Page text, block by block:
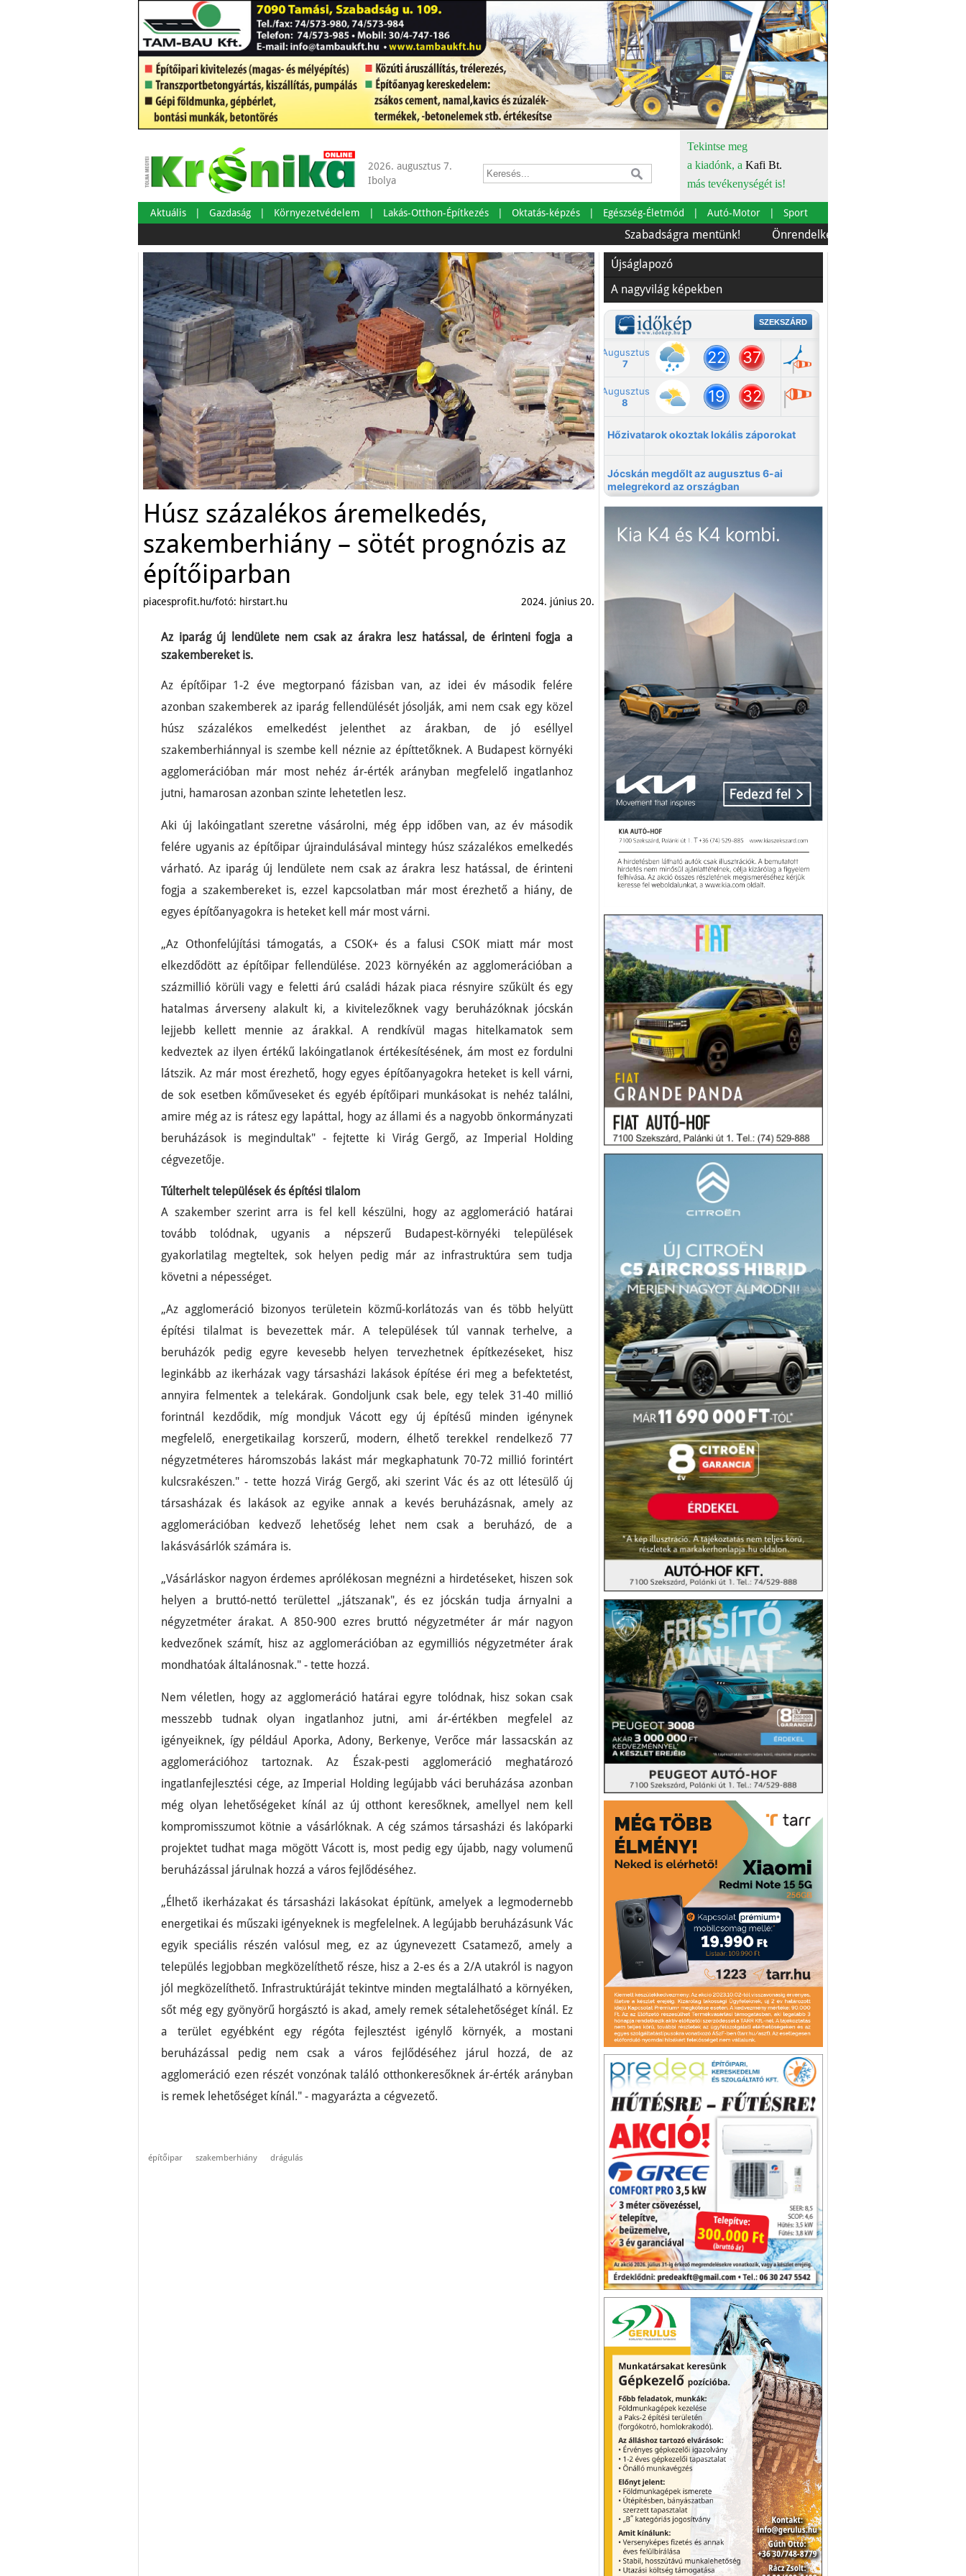
2026. augusztus 7.
Ibolya
Tekintse meg
a kiadónk, a Kafi Bt.
más tevékenységét is!
Aktuális Gazdaság Környezetvédelem Lakás-Otthon-Építkezés Oktatás-képzés Egészség-Életmód Autó-Motor Sport
Szabadságra mentünk! Önrendelkezés és szürkebarát
Húsz százalékos áremelkedés,
szakemberhiány – sötét prognózis az
építőiparban
piacesprofit.hu/fotó: hirstart.hu 2024. június 20.
Az iparág új lendülete nem csak az árakra lesz hatással, de érinteni fogja a
szakembereket is.
Az építőipar 1-2 éve megtorpanó fázisban van, az idei év második felére
azonban szakemberek az iparág fellendülését jósolják, ami nem csak egy közel
húsz százalékos emelkedést jelenthet az árakban, de jó eséllyel
szakemberhiánnyal is szembe kell néznie az építtetőknek. A Budapest környéki
agglomerációban már most nehéz ár-érték arányban megfelelő ingatlanhoz
jutni, hamarosan azonban szinte lehetetlen lesz.
Aki új lakóingatlant szeretne vásárolni, még épp időben van, az év második
felére ugyanis az építőipar újraindulásával mintegy húsz százalékos emelkedés
várható. Az iparág új lendülete nem csak az árakra lesz hatással, de érinteni
fogja a szakembereket is, ezzel kapcsolatban már most érezhető a hiány, de
egyes építőanyagokra is heteket kell már most várni.
„Az Othonfelújítási támogatás, a CSOK+ és a falusi CSOK miatt már most
elkezdődött az építőipar fellendülése. 2023 környékén az agglomerációban a
százmillió körüli vagy e feletti árú családi házak piaca résnyire szűkült és egy
hatalmas árverseny alakult ki, a kivitelezőknek vagy beruházóknak jócskán
lejjebb kellett mennie az árakkal. A rendkívül magas hitelkamatok sem
kedveztek az ilyen értékű lakóingatlanok értékesítésének, ám most ez fordulni
látszik. Az már most érezhető, hogy egyes építőanyagokra heteket is kell várni,
de sok esetben kőműveseket és egyéb építőipari munkásokat is nehéz találni,
amire még az is rátesz egy lapáttal, hogy az állami és a nagyobb önkormányzati
beruházások is megindultak" - fejtette ki Virág Gergő, az Imperial Holding
cégvezetője.
Túlterhelt települések és építési tilalom
A szakember szerint arra is fel kell készülni, hogy az agglomeráció határai
tovább tolódnak, ugyanis a népszerű Budapest-környéki települések
gyakorlatilag megteltek, sok helyen pedig már az infrastruktúra sem tudja
követni a népességet.
„Az agglomeráció bizonyos területein közmű-korlátozás van és több helyütt
építési tilalmat is bevezettek már. A települések túl vannak terhelve, a
beruházók pedig egyre kevesebb helyen tervezhetnek építkezéseket, hisz
leginkább az ikerházak vagy társasházi lakások építése éri meg a befektetést,
annyira felmentek a telekárak. Gondoljunk csak bele, egy telek 31-40 millió
forintnál kezdődik, míg mondjuk Vácott egy új építésű minden igénynek
megfelelő, energetikailag korszerű, modern, élhető terekkel rendelkező 77
négyzetméteres háromszobás lakást már megkaphatunk 70-72 millió forintért
kulcsrakészen." - tette hozzá Virág Gergő, aki szerint Vác és az ott létesülő új
társasházak és lakások az egyike annak a kevés beruházásnak, amely az
agglomerációban kedvező lehetőség lehet nem csak a beruházó, de a
lakásvásárlók számára is.
„Vásárláskor nagyon érdemes aprólékosan megnézni a hirdetéseket, hiszen sok
helyen a bruttó-nettó területtel „játszanak", és ez jócskán tudja árnyalni a
négyzetméter árakat. A 850-900 ezres bruttó négyzetméter ár már nagyon
kedvezőnek számít, hisz az agglomerációban az egymilliós négyzetméter árak
mondhatóak általánosnak." - tette hozzá.
Nem véletlen, hogy az agglomeráció határai egyre tolódnak, hisz sokan csak
messzebb tudnak olyan ingatlanhoz jutni, ami ár-értékben megfelel az
igényeiknek, így például Aporka, Adony, Berkenye, Verőce már lassacskán az
agglomerációhoz tartoznak. Az Észak-pesti agglomeráció meghatározó
ingatlanfejlesztési cége, az Imperial Holding legújabb váci beruházása azonban
még olyan lehetőségeket kínál az új otthont keresőknek, amellyel nem kell
kompromisszumot kötnie a vásárlóknak. A cég számos társasházi és lakóparki
projektet tudhat maga mögött Vácott is, most pedig egy újabb, nagy volumenű
beruházással járulnak hozzá a város fejlődéséhez.
„Élhető ikerházakat és társasházi lakásokat építünk, amelyek a legmodernebb
energetikai és műszaki igényeknek is megfelelnek. A legújabb beruházásunk Vác
egyik speciális részén valósul meg, ez az úgynevezett Csatamező, amely a
település legjobban megközelíthető része, hisz a 2-es és a 2/A utakról is nagyon
jól megközelíthető. Infrastruktúráját tekintve minden megtalálható a környéken,
sőt még egy gyönyörű horgásztó is akad, amely remek sétalehetőséget kínál. Ez
a terület egyébként egy régóta fejlesztést igénylő környék, a mostani
beruházással pedig nem csak a város fejlődéséhez járul hozzá, de az
agglomeráció ezen részét vonzónak találó otthonkeresőknek ár-érték arányban
is remek lehetőséget kínál." - magyarázta a cégvezető.
építőipar szakemberhiány drágulás
Újságlapozó
A nagyvilág képekben